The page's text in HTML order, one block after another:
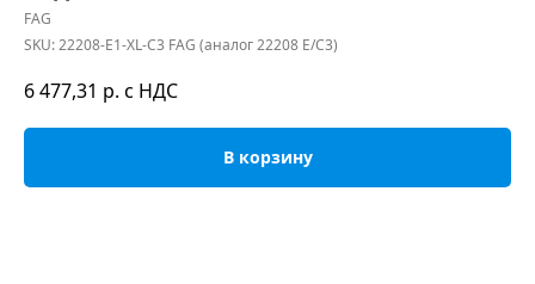
FAG
SKU:22208-E1-XL-C3 FAG (аналог 22208 E/C3)
6 477,31 р. с НДС
В корзину